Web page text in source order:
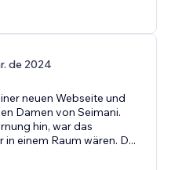
de 2024
neuen Webseite und
Damen von Seimani.
hin, war das
in einem Raum wären. D...